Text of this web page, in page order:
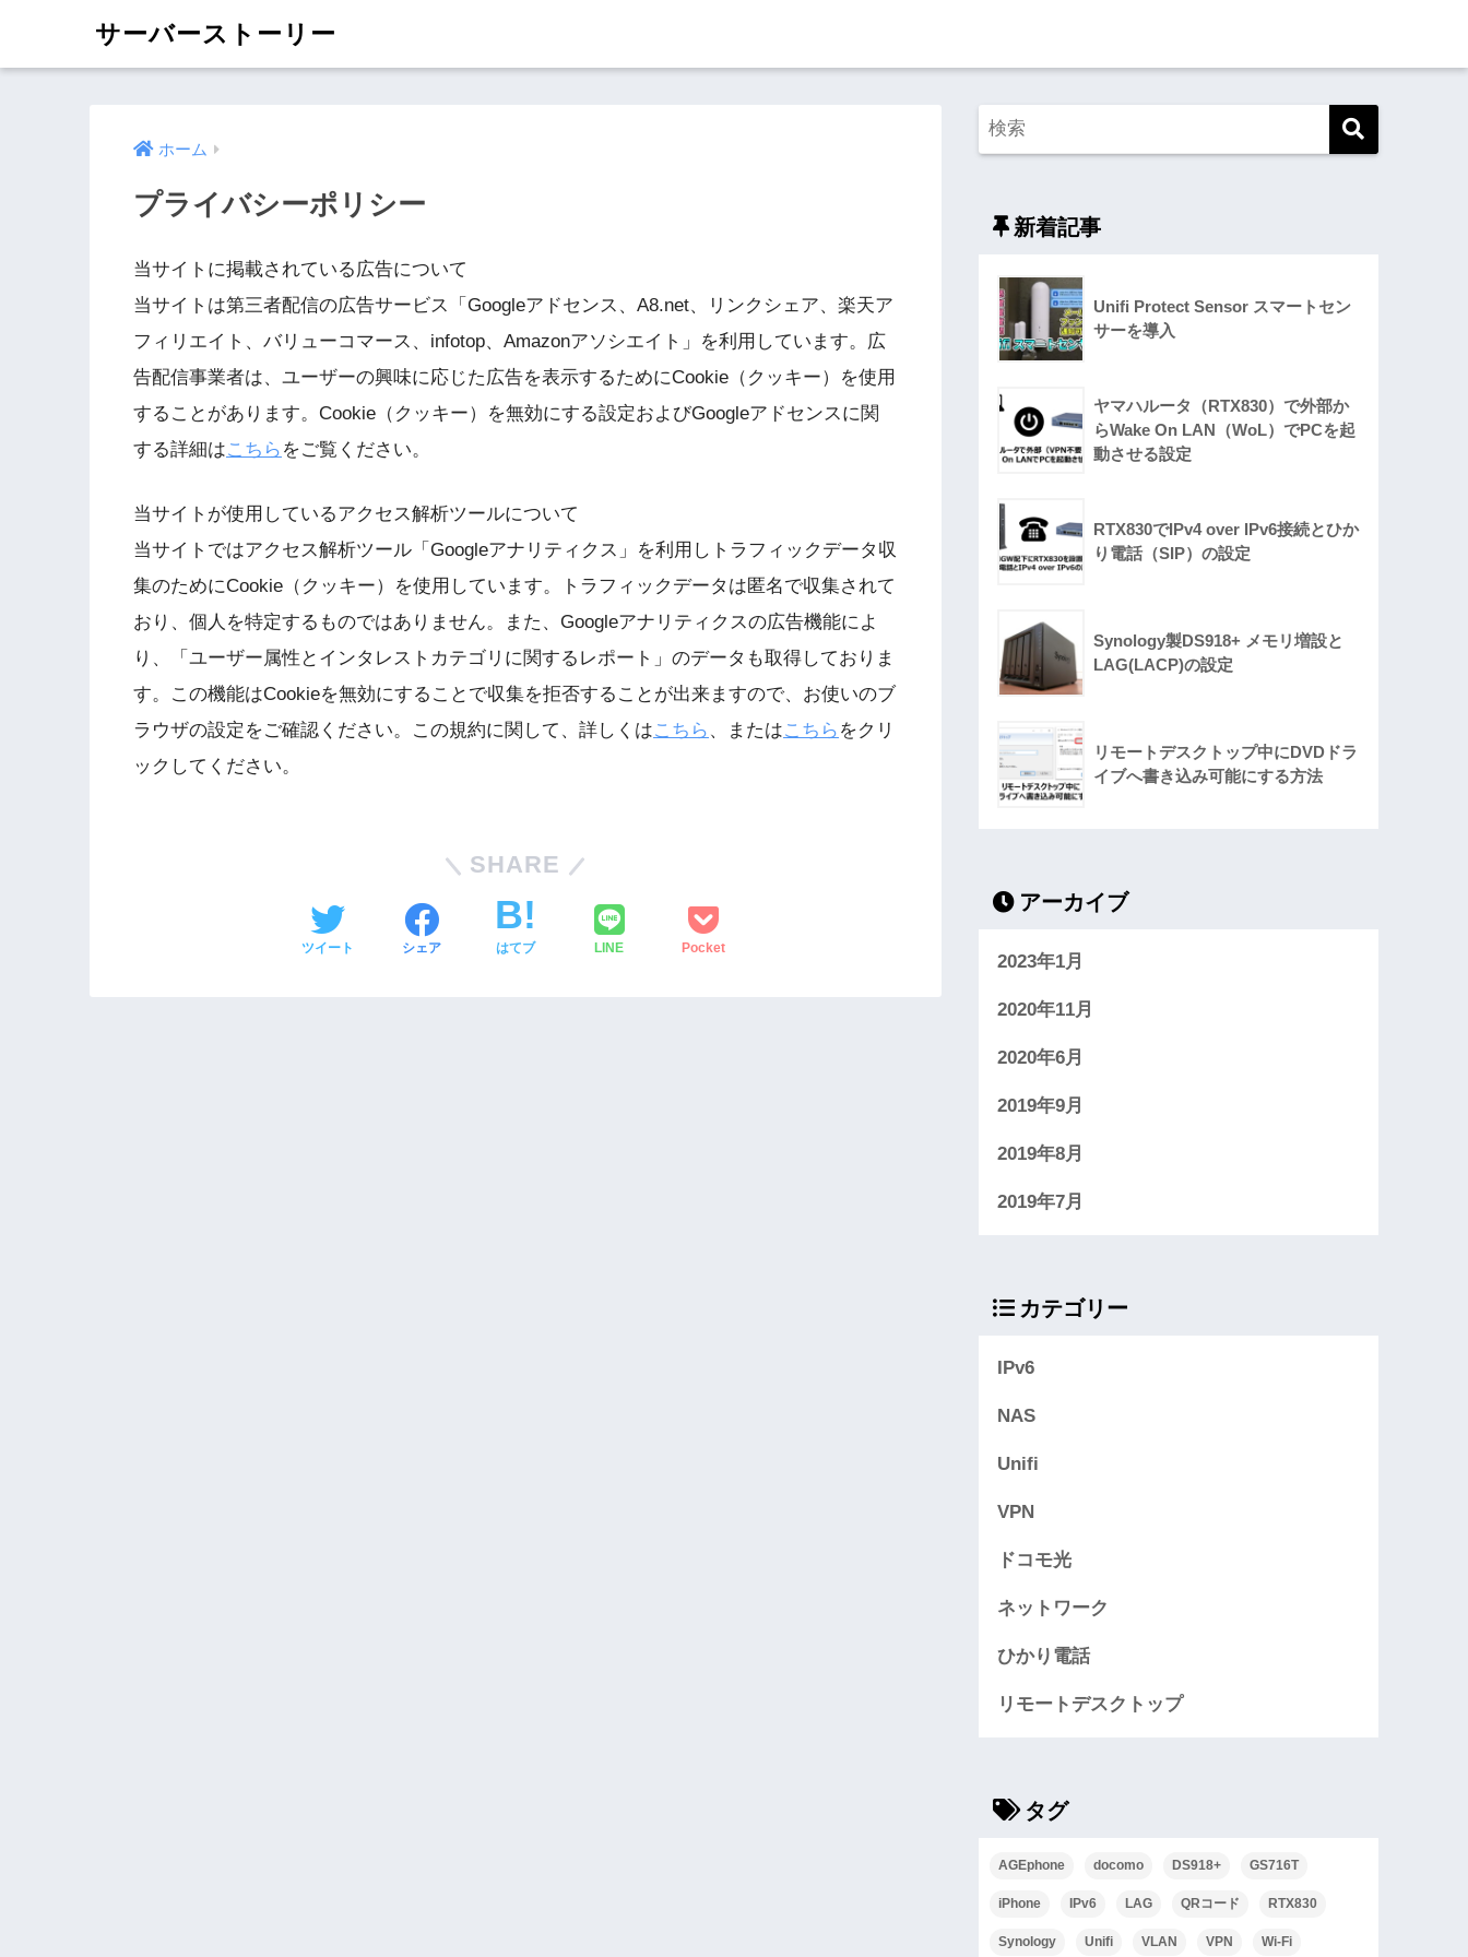
サーバーストーリー
ホーム
プライバシーポリシー
当サイトに掲載されている広告について
当サイトは第三者配信の広告サービス「Googleアドセンス、A8.net、リンクシェア、楽天ア
フィリエイト、バリューコマース、infotop、Amazonアソシエイト」を利用しています。広
告配信事業者は、ユーザーの興味に応じた広告を表示するためにCookie（クッキー）を使用
することがあります。Cookie（クッキー）を無効にする設定およびGoogleアドセンスに関
する詳細はこちら をご覧ください。
当サイトが使用しているアクセス解析ツールについて
当サイトではアクセス解析ツール「Googleアナリティクス」を利用しトラフィックデータ収
集のためにCookie（クッキー）を使用しています。トラフィックデータは匿名で収集されて
おり、個人を特定するものではありません。また、Googleアナリティクスの広告機能によ
り、「ユーザー属性とインタレストカテゴリに関するレポート」のデータも取得しておりま
す。この機能はCookieを無効にすることで収集を拒否することが出来ますので、お使いのブ
ラウザの設定をご確認ください。この規約に関して、詳しくはこちら 、またはこちら をクリ
ックしてください。
SHARE
ツイート シェア はてブ LINE Pocket
新着記事
Unifi Protect Sensor スマートセン
サーを導入
ヤマハルータ（RTX830）で外部か
らWake On LAN（WoL）でPCを起
動させる設定
RTX830でIPv4 over IPv6接続とひか
り電話（SIP）の設定
Synology製DS918+ メモリ増設と
LAG(LACP)の設定
リモートデスクトップ中にDVDドラ
イブへ書き込み可能にする方法
アーカイブ
2023年1月
2020年11月
2020年6月
2019年9月
2019年8月
2019年7月
カテゴリー
IPv6
NAS
Unifi
VPN
ドコモ光
ネットワーク
ひかり電話
リモートデスクトップ
タグ
AGEphone docomo DS918+ GS716T
iPhone IPv6 LAG QRコード RTX830
Synology Unifi VLAN VPN Wi-Fi